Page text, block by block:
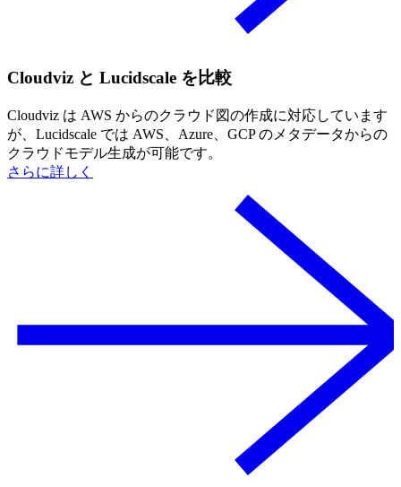
Cloudviz と Lucidscale を比較
Cloudviz は AWS からのクラウド図の作成に対応しています
が、Lucidscale では AWS、Azure、GCP のメタデータからの
クラウドモデル生成が可能です。
さらに詳しく